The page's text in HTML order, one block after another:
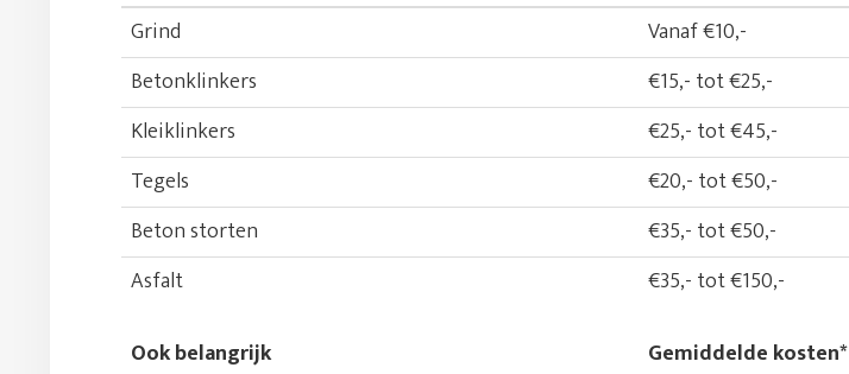
Grind
Vanaf €10,-
Betonklinkers
€15,- tot €25,-
Kleiklinkers
€25,- tot €45,-
Tegels
€20,- tot €50,-
Beton storten
€35,- tot €50,-
Asfalt
€35,- tot €150,-
Ook belangrijk Gemiddelde kosten*